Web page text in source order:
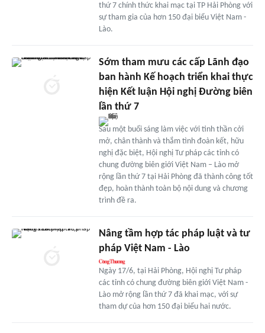
thứ 7 chính thức khai mạc tại TP Hải Phòng với
sự tham gia của hơn 150 đại biểu Việt Nam -
Lào.
Sớm tham mưu các cấp Lãnh đạo
ban hành Kế hoạch triển khai thực
hiện Kết luận Hội nghị Đường biên
lần thứ 7
Sau một buổi sáng làm việc với tinh thần cởi
mở, chân thành và thắm tình đoàn kết, hữu
nghị đặc biệt, Hội nghị Tư pháp các tỉnh có
chung đường biên giới Việt Nam – Lào mở
rộng lần thứ 7 tại Hải Phòng đã thành công tốt
đẹp, hoàn thành toàn bộ nội dung và chương
trình đề ra.
Nâng tầm hợp tác pháp luật và tư
pháp Việt Nam - Lào
Ngày 17/6, tại Hải Phòng, Hội nghị Tư pháp
các tỉnh có chung đường biên giới Việt Nam -
Lào mở rộng lần thứ 7 đã khai mạc, với sự
tham dự của hơn 150 đại biểu hai nước.